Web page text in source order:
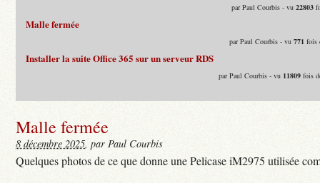
par Paul Courbis - vu22803
Malle fermée
par Paul Courbis - vu771 fois
Installer la suite Office 365 sur un serveur RDS
par Paul Courbis - vu 11809 fois
Malle fermée
8 décembre 2025, par Paul Courbis
Quelques photos de ce que donne une Pelicase iM2975 utilisée